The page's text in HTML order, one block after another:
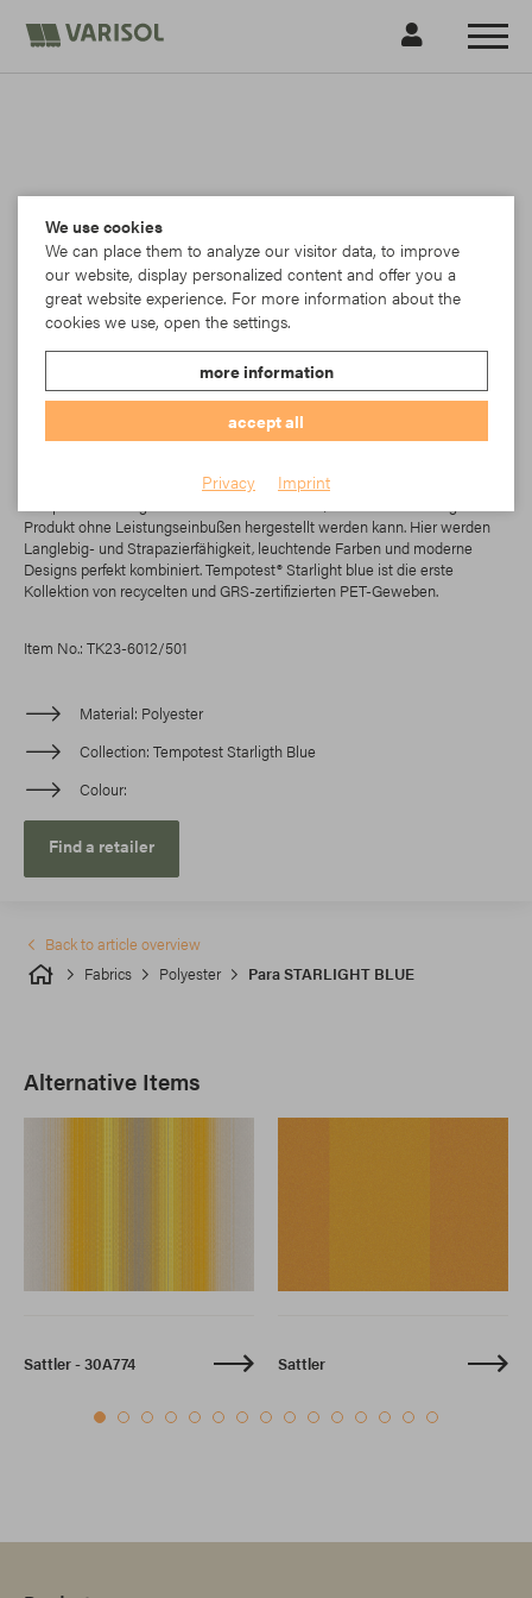
Para STARLIGHT BLUE
Produkt ohne Leistungseinbußen hergestellt werden kann. Hier werden
Langlebig- und Strapazierfähigkeit, leuchtende Farben und moderne
Designs perfekt kombiniert. Tempotest® Starlight blue ist die erste
Kollektion von recycelten und GRS-zertifizierten PET-Geweben.
Item No.: TK23-6012/501
Material Polyester
Collection Tempotest Starligth Blue
Colour
Find a retailer
Fabrics Polyester Para STARLIGHT BLUE
Back to article overview
Alternative Items
Sattler - 30A774 Sattler
We use cookies
We can place them to analyze our visitor data, to improve
our website, display personalized content and offer you a
great website experience. For more information about the
cookies we use, open the settings.
more information
accept all
Privacy Imprint